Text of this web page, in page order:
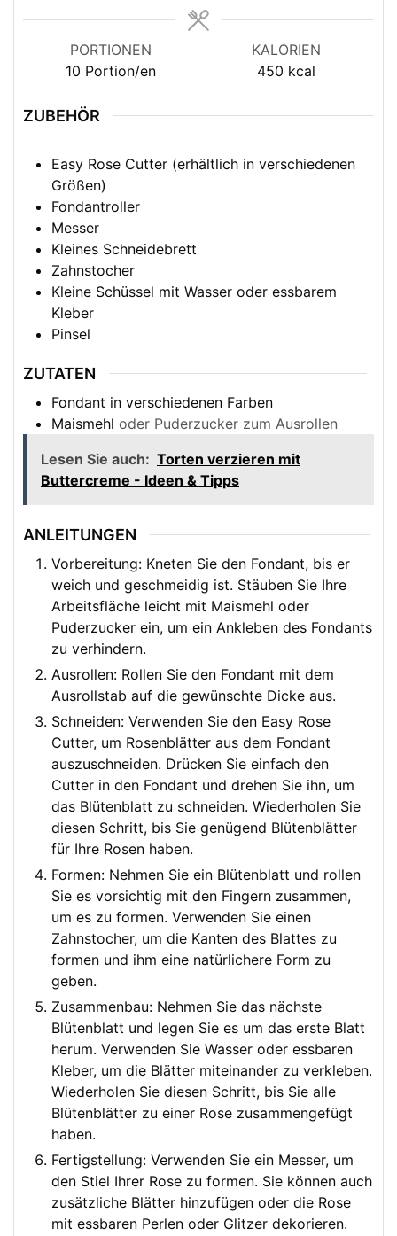
PORTIONEN
10 Portion/en
KALORIEN
450 kcal
ZUBEHÖR
Easy Rose Cutter (erhältlich in verschiedenen
Größen)
Fondantroller
Messer
Kleines Schneidebrett
Zahnstocher
Kleine Schüssel mit Wasser oder essbarem
Kleber
Pinsel
ZUTATEN
Fondant in verschiedenen Farben
Maismehl oder Puderzucker zum Ausrollen
Lesen Sie auch: Torten verzieren mit
Buttercreme - Ideen & Tipps
ANLEITUNGEN
Vorbereitung: Kneten Sie den Fondant, bis er
weich und geschmeidig ist. Stäuben Sie Ihre
Arbeitsfläche leicht mit Maismehl oder
Puderzucker ein, um ein Ankleben des Fondants
zu verhindern.
Ausrollen: Rollen Sie den Fondant mit dem
Ausrollstab auf die gewünschte Dicke aus.
Schneiden: Verwenden Sie den Easy Rose
Cutter, um Rosenblätter aus dem Fondant
auszuschneiden. Drücken Sie einfach den
Cutter in den Fondant und drehen Sie ihn, um
das Blütenblatt zu schneiden. Wiederholen Sie
diesen Schritt, bis Sie genügend Blütenblätter
für Ihre Rosen haben.
Formen: Nehmen Sie ein Blütenblatt und rollen
Sie es vorsichtig mit den Fingern zusammen,
um es zu formen. Verwenden Sie einen
Zahnstocher, um die Kanten des Blattes zu
formen und ihm eine natürlichere Form zu
geben.
Zusammenbau: Nehmen Sie das nächste
Blütenblatt und legen Sie es um das erste Blatt
herum. Verwenden Sie Wasser oder essbaren
Kleber, um die Blätter miteinander zu verkleben.
Wiederholen Sie diesen Schritt, bis Sie alle
Blütenblätter zu einer Rose zusammengefügt
haben.
Fertigstellung: Verwenden Sie ein Messer, um
den Stiel Ihrer Rose zu formen. Sie können auch
zusätzliche Blätter hinzufügen oder die Rose
mit essbaren Perlen oder Glitzer dekorieren.